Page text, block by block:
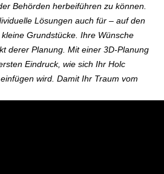
Behörden herbeiführen zu können.
Lösungen auch für – auf den
Grundstücke. Ihre Wünsche
derer Planung. Mit einer 3D-Planung
Eindruck, wie sich Ihr Holc
wird. Damit Ihr Traum vom